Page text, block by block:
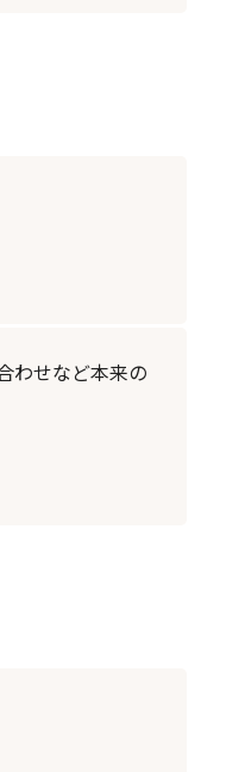
わせなど本来の